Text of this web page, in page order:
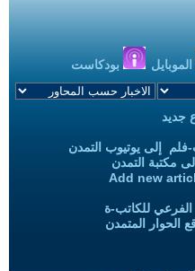
الموبايل بودكاست
جديد
فلم إلى يوتيوب التمدن
مكتبة التمدن
Add new
الفرعي للكاتب-ة
الحوار المتمدن